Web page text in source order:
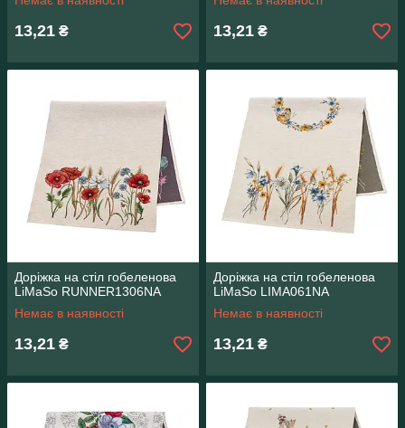
13,21 ₴ 13,21 ₴
Доріжка на стіл гобеленова
LiMaSo RUNNER1306NA
Немає в наявності
13,21 ₴
Доріжка на стіл гобеленова
LiMaSo LIMA061NA
Немає в наявності
13,21 ₴